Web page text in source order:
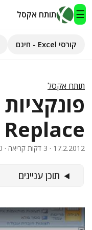
☰ תותח אקסל
קורסי Excel - חינם
תותח אקסל
Replace
17.2.2012 · 3 דקות קריאה · 630 מילים · איל ברדוגו
תוכן עניינים